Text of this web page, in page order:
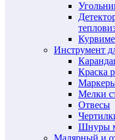
Инструмент
Краска
Мелки
Отвесы
Шнуры
Малярный и